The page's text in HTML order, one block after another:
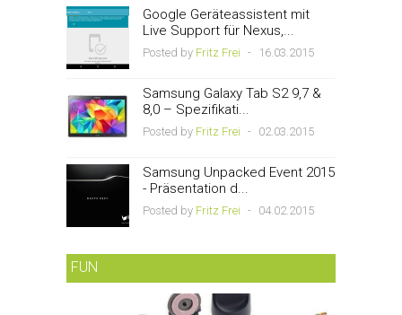
Google Geräteassistent mit
Live Support für Nexus,...
Posted by Fritz Frei - 16.03.2015
Samsung Galaxy Tab S2 9,7 &
8,0 – Spezifikati...
Posted by Fritz Frei - 02.03.2015
Samsung Unpacked Event 2015
- Präsentation d...
Posted by Fritz Frei - 04.02.2015
FUN